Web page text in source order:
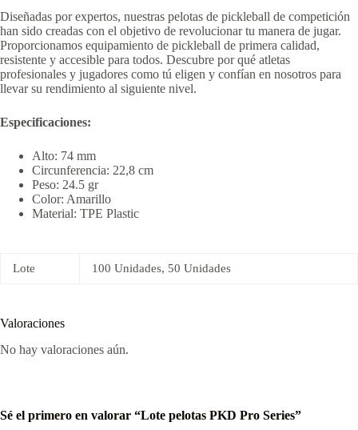
Diseñadas por expertos, nuestras pelotas de pickleball de competición
han sido creadas con el objetivo de revolucionar tu manera de jugar.
Proporcionamos equipamiento de pickleball de primera calidad,
resistente y accesible para todos. Descubre por qué atletas
profesionales y jugadores como tú eligen y confían en nosotros para
llevar su rendimiento al siguiente nivel.
Especificaciones:
Alto: 74 mm
Circunferencia: 22,8 cm
Peso: 24.5 gr
Color: Amarillo
Material: TPE Plastic
Lote 100 Unidades, 50 Unidades
Valoraciones
No hay valoraciones aún.
Sé el primero en valorar “Lote pelotas PKD Pro Series”